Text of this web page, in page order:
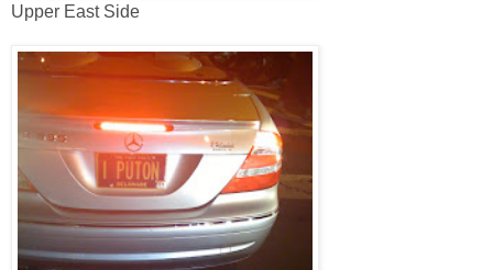
Upper East Side